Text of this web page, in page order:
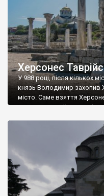
Херсонес
У 988 році, після кількох
князь Володимир захопив
місто. Саме взяття
диктувати свої умови
Херсонесі Володимир-
А потім було Хрещення